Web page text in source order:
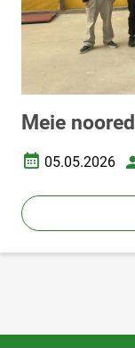
Meie
Loomise kuupäev
05.05.2026